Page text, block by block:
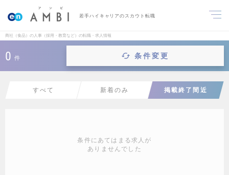
若手ハイキャリアのスカウト転職
商社（食品）の人事（採用・教育など）の転職・求人情報
0 件 条件変更
すべて 新着のみ 掲載終了間近
条件にあてはまる求人が
ありませんでした